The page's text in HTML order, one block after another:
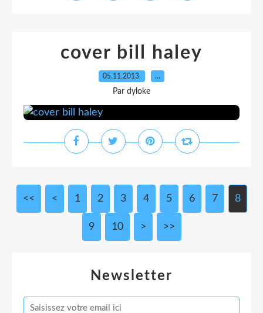
cover bill haley
05.11.2013 …
Par dyloke
<< < 1 2 3 4 5 6 7 8
9 10 > >>
Newsletter